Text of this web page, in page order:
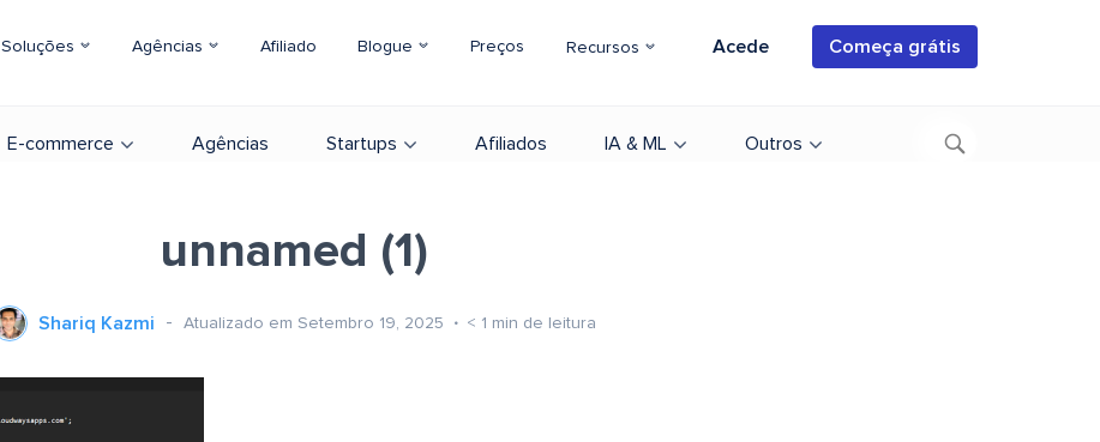
Soluções Agências Afiliado Blogue Preços Recursos Acede Começa grátis
E-commerce Agências Startups Afiliados IA & ML Outros
unnamed (1)
Shariq Kazmi Atualizado em Setembro 19, 2025 < 1 min de leitura